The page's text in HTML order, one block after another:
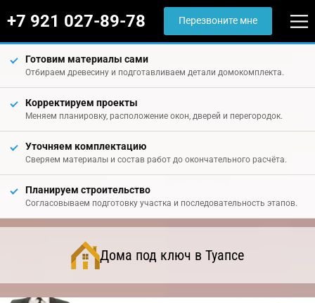
+7 921 027-89-78 Перезвоните мне
Готовим материалы сами
Отбираем древесину и подготавливаем детали домокомплекта.
Корректируем проекты
Меняем планировку, расположение окон, дверей и перегородок.
Уточняем комплектацию
Сверяем материалы и состав работ до окончательного расчёта.
Планируем строительство
Согласовываем подготовку участка и последовательность этапов.
Дома под ключ в Туапсе